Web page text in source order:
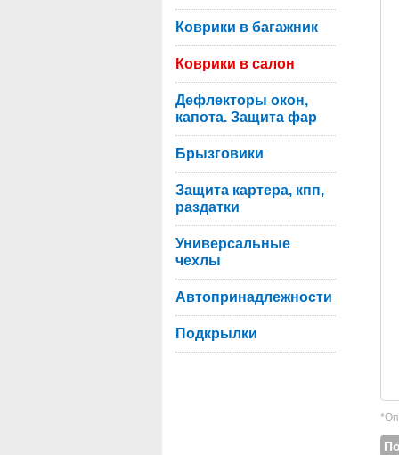
Коврики в багажник
Коврики в салон
Дефлекторы окон,
капота. Защита фар
Брызговики
Защита картера, кпп,
раздатки
Универсальные
чехлы
Автопринадлежности
Подкрылки